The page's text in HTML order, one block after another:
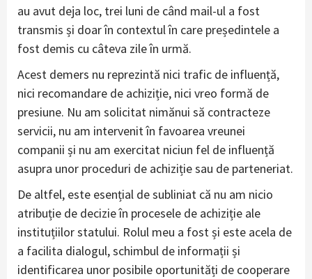
au avut deja loc, trei luni de când mail-ul a fost
transmis și doar în contextul în care președintele a
fost demis cu câteva zile în urmă.
Acest demers nu reprezintă nici trafic de influență,
nici recomandare de achiziție, nici vreo formă de
presiune. Nu am solicitat nimănui să contracteze
servicii, nu am intervenit în favoarea vreunei
companii și nu am exercitat niciun fel de influență
asupra unor proceduri de achiziție sau de parteneriat.
De altfel, este esențial de subliniat că nu am nicio
atribuție de decizie în procesele de achiziție ale
instituțiilor statului. Rolul meu a fost și este acela de
a facilita dialogul, schimbul de informații și
identificarea unor posibile oportunități de cooperare